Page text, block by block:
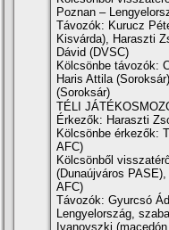
Poznan –
Távozók: Kurucz
Kisvárda), Haraszti
Dávid (DVSC)
Kölcsönbe távozók:
Haris Attila
(Soroksár)
TÉLI
Érkezők: Haraszti
Kölcsönbe érkezők:
AFC)
Kölcsönből
(Dunaújváros
AFC)
Távozók: Gyurcsó
Lengyelország,
Ivanovszki